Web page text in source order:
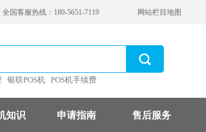
全国客服热线：180-5651-7119 网站栏目地图
银联POS机 POS机手续费
知识 申请指南 售后服务